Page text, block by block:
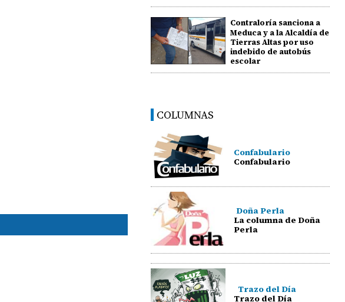
Contraloría sanciona a
Meduca y a la Alcaldía de
Tierras Altas por uso
indebido de autobús
escolar
COLUMNAS
Confabulario
Confabulario
Doña Perla
La columna de Doña
Perla
Trazo del Día
Trazo del Día